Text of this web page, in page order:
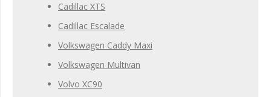
Cadillac XTS
Cadillac Escalade
Volkswagen Caddy Maxi
Volkswagen Multivan
Volvo XC90